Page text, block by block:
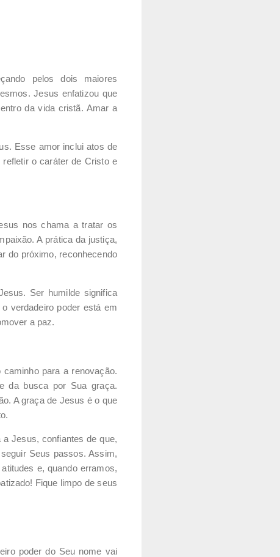
pelos dois maiores
Jesus enfatizou que
da vida cristã. Amar a
Esse amor inclui atos de
o caráter de Cristo e
nos chama a tratar os
A prática da justiça,
do próximo, reconhecendo
Ser humilde significa
verdadeiro poder está em
a paz.
para a renovação.
da busca por Sua graça.
A graça de Jesus é o que
Jesus, confiantes de que,
Seus passos. Assim,
e, quando erramos,
Fique limpo de seus
poder do Seu nome vai